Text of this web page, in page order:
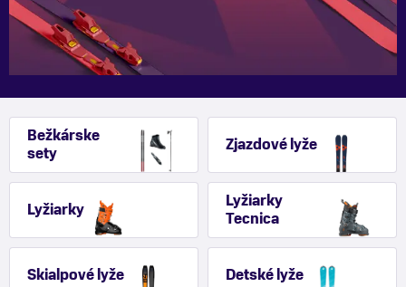
Bežkárske
sety
Zjazdové lyže
Lyžiarky
Lyžiarky
Tecnica
Skialpové lyže Detské lyže